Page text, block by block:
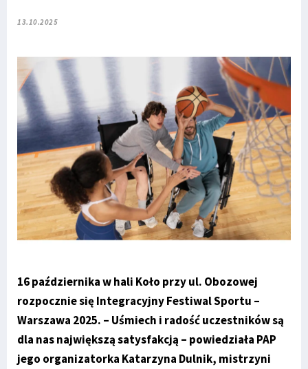
13.10.2025
16 października w hali Koło przy ul. Obozowej
rozpocznie się Integracyjny Festiwal Sportu –
Warszawa 2025. – Uśmiech i radość uczestników są
dla nas największą satysfakcją – powiedziała PAP
jego organizatorka Katarzyna Dulnik, mistrzyni